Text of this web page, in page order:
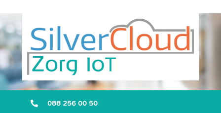
 088 256 00 50